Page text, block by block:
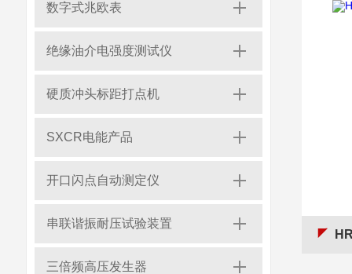
数字式兆欧表
绝缘油介电强度测试仪
硬质冲头标距打点机
SXCR电能产品
开口闪点自动测定仪
串联谐振耐压试验装置
三倍频高压发生器